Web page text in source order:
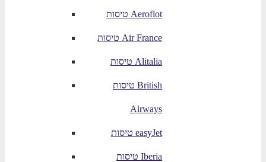
טיסות Aeroflot
טיסות Air France
טיסות Alitalia
טיסות British
Airways
טיסות easyJet
טיסות Iberia